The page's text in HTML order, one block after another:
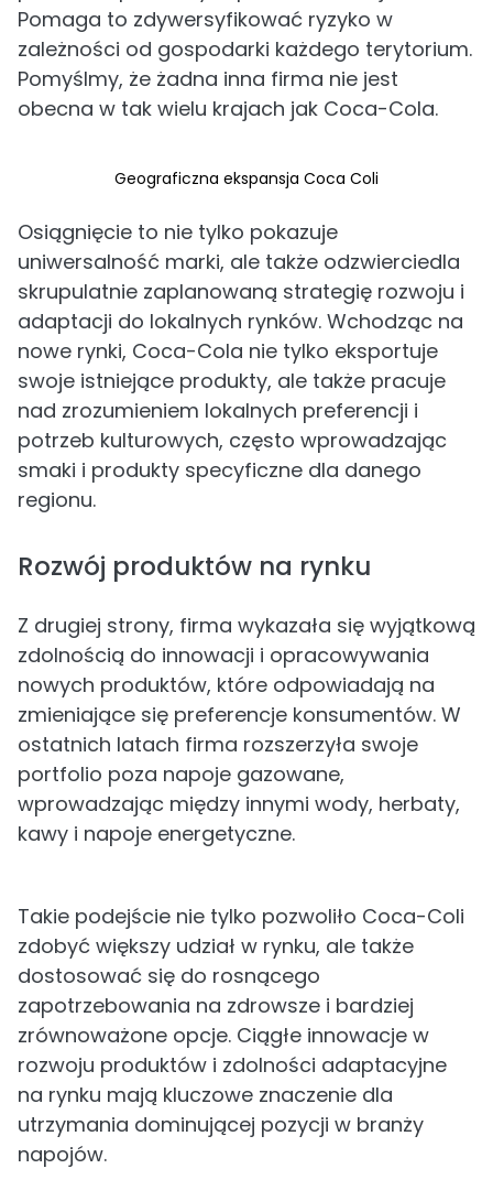
Pomaga to zdywersyfikować ryzyko w
zależności od gospodarki każdego terytorium.
Pomyślmy, że żadna inna firma nie jest
obecna w tak wielu krajach jak Coca-Cola.
Geograficzna ekspansja Coca Coli
Osiągnięcie to nie tylko pokazuje
uniwersalność marki, ale także odzwierciedla
skrupulatnie zaplanowaną strategię rozwoju i
adaptacji do lokalnych rynków. Wchodząc na
nowe rynki, Coca-Cola nie tylko eksportuje
swoje istniejące produkty, ale także pracuje
nad zrozumieniem lokalnych preferencji i
potrzeb kulturowych, często wprowadzając
smaki i produkty specyficzne dla danego
regionu.
Rozwój produktów na rynku
Z drugiej strony, firma wykazała się wyjątkową
zdolnością do innowacji i opracowywania
nowych produktów, które odpowiadają na
zmieniające się preferencje konsumentów. W
ostatnich latach firma rozszerzyła swoje
portfolio poza napoje gazowane,
wprowadzając między innymi wody, herbaty,
kawy i napoje energetyczne.
Takie podejście nie tylko pozwoliło Coca-Coli
zdobyć większy udział w rynku, ale także
dostosować się do rosnącego
zapotrzebowania na zdrowsze i bardziej
zrównoważone opcje. Ciągłe innowacje w
rozwoju produktów i zdolności adaptacyjne
na rynku mają kluczowe znaczenie dla
utrzymania dominującej pozycji w branży
napojów.